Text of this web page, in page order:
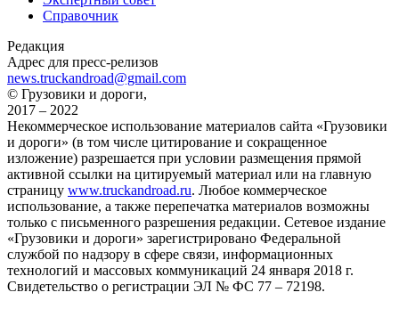
Справочник
Редакция
Адрес для пресс-релизов
news.truckandroad@gmail.com
© Грузовики и дороги,
2017 – 2022
Некоммерческое использование материалов сайта «Грузовики
и дороги» (в том числе цитирование и сокращенное
изложение) разрешается при условии размещения прямой
активной ссылки на цитируемый материал или на главную
страницу www.truckandroad.ru. Любое коммерческое
использование, а также перепечатка материалов возможны
только с письменного разрешения редакции. Сетевое издание
«Грузовики и дороги» зарегистрировано Федеральной
службой по надзору в сфере связи, информационных
технологий и массовых коммуникаций 24 января 2018 г.
Свидетельство о регистрации ЭЛ № ФС 77 – 72198.